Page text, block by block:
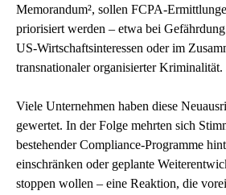
Memorandum², sollen FCPA-
priorisiert werden – etwa bei
US-Wirtschaftsinteressen oder im
transnationaler organisierter Kriminalität.
Viele Unternehmen haben diese
gewertet. In der Folge mehrten sich
bestehender Compliance-Programme
einschränken oder geplante
stoppen wollen – eine Reaktion, die